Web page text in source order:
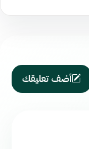
أضف تعليقك